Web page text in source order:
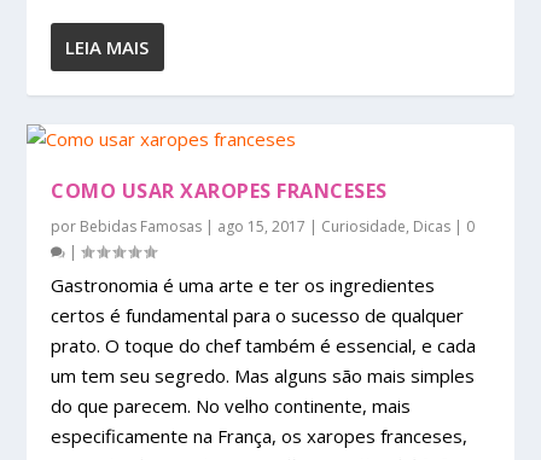
LEIA MAIS
COMO USAR XAROPES FRANCESES
por Bebidas Famosas | ago 15, 2017 | Curiosidade, Dicas | 0
|
Gastronomia é uma arte e ter os ingredientes
certos é fundamental para o sucesso de qualquer
prato. O toque do chef também é essencial, e cada
um tem seu segredo. Mas alguns são mais simples
do que parecem. No velho continente, mais
especificamente na França, os xaropes franceses,